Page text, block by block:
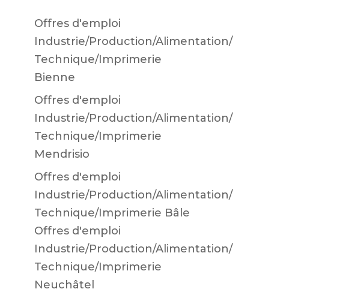
Offres d'emploi
Industrie/Production/Alimentation/
Technique/Imprimerie
Bienne
Offres d'emploi
Industrie/Production/Alimentation/
Technique/Imprimerie
Mendrisio
Offres d'emploi
Industrie/Production/Alimentation/
Technique/Imprimerie Bâle
Offres d'emploi
Industrie/Production/Alimentation/
Technique/Imprimerie
Neuchâtel